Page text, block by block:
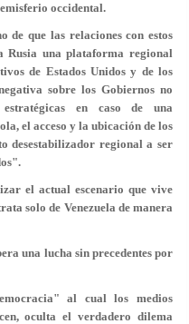
occidental.
de que las relaciones con estos
Rusia una plataforma regional
de Estados Unidos y de los
sobre los Gobiernos no
en caso de una
el acceso y la ubicación de los
desestabilizador regional a ser
el actual escenario que vive
solo de Venezuela de manera
una lucha sin precedentes por
al cual los medios
oculta el verdadero dilema